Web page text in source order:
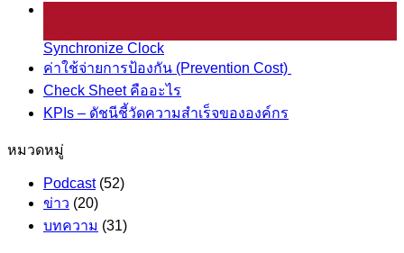
Synchronize Clock
ค่าใช้จ่ายการป้องกัน (Prevention Cost)
Check Sheet คืออะไร
KPIs – ดัชนีชี้วัดความสำเร็จขององค์กร
หมวดหมู่
Podcast(52)
ข่าว (20)
บทความ (31)